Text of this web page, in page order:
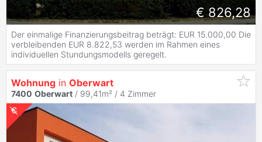
€ 826,28
Der einmalige Finanzierungsbeitrag beträgt: EUR 15.000,00 Die
verbleibenden EUR 8.822,53 werden im Rahmen eines
individuellen Stundungsmodells geregelt.
Wohnung in Oberwart
7400 Oberwart / 99,41m² / 4 Zimmer